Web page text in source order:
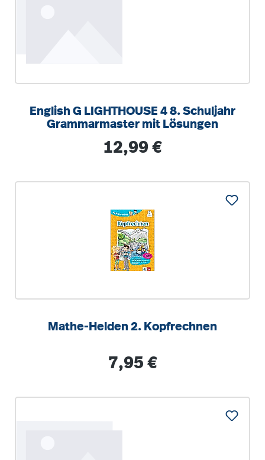
English G LIGHTHOUSE 4 8. Schuljahr
Grammarmaster mit Lösungen
Regulärer Preis:
12,99 €
Mathe-Helden 2. Kopfrechnen
Regulärer Preis:
7,95 €